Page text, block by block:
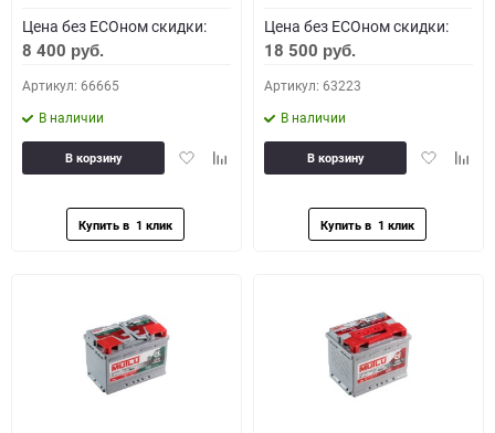
Цена без ECOном скидки:
8 400 руб.
Артикул: 66665
В наличии
ДобавитьДобавить
В корзину
Цена без ECOном скидки:
18 500 руб.
Артикул: 63223
В наличии
Добавить
В корзину